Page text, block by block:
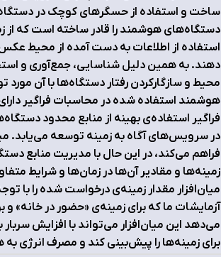
ساخت و استفاده از حسگرهای کوچک در
دستگاه‌های هوشمند را قادر ساخته است که از
استفاده از اطلاعات به دست آمده از محیط
دهند. به همین دلیل شناسایی، جمع‌آوری و
محیط و سازگارکردن رفتار دستگاه‌ها با آن
هوشمند استفاده شده در محاسبات فراگیر
فراگیر استفاده‌ی بهینه از منابع محدود
در سرویس‌های آگاه به زمینه توسعه می‌یابد.
فراهم می‌کند، در این حال با مدیریت منابع
زمینه‌ها و مقادیر‌ آن‌ها در زمان‌ها و شرایط
میان‌افزار مقدار زمینه‌ی درخواست شده را با
آزمایشات ما که برای زمینه‌ی «حضور در
برای زمینه‌ها را پیش‌بینی کند و مصرف